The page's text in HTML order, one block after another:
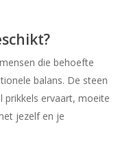
die behoefte
balans. De steen
prikkels ervaart, moeite
jezelf en je